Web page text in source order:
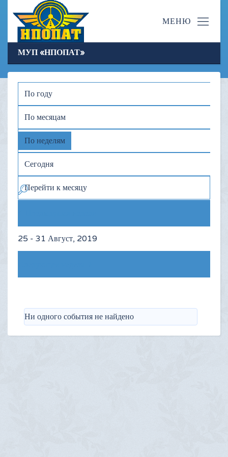
МУП «НПОПАТ»
По году
По месяцам
По неделям
Сегодня
Перейти к месяцу
25 - 31 Август, 2019
Ни одного события не найдено